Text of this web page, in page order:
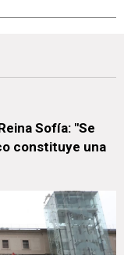
Sofía: "Se
constituye una